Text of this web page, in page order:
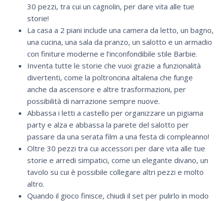
30 pezzi, tra cui un cagnolin, per dare vita alle tue
storie!
La casa a 2 piani include una camera da letto, un bagno,
una cucina, una sala da pranzo, un salotto e un armadio
con finiture moderne e l’inconfondibile stile Barbie.
Inventa tutte le storie che vuoi grazie a funzionalità
divertenti, come la poltroncina altalena che funge
anche da ascensore e altre trasformazioni, per
possibilità di narrazione sempre nuove.
Abbassa i letti a castello per organizzare un pigiama
party e alza e abbassa la parete del salotto per
passare da una serata film a una festa di compleanno!
Oltre 30 pezzi tra cui accessori per dare vita alle tue
storie e arredi simpatici, come un elegante divano, un
tavolo su cui è possibile collegare altri pezzi e molto
altro.
Quando il gioco finisce, chiudi il set per pulirlo in modo